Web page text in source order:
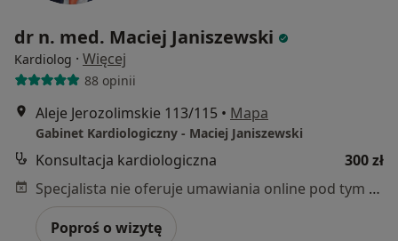
dr n. med. Maciej Janiszewski
Kardiolog · Więcej
88 opinii
Aleje Jerozolimskie 113/115 • Mapa
Gabinet Kardiologiczny - Maciej Janiszewski
Konsultacja kardiologiczna
300 zł
Specjalista nie oferuje umawiania online pod tym adresem.
Poproś o wizytę